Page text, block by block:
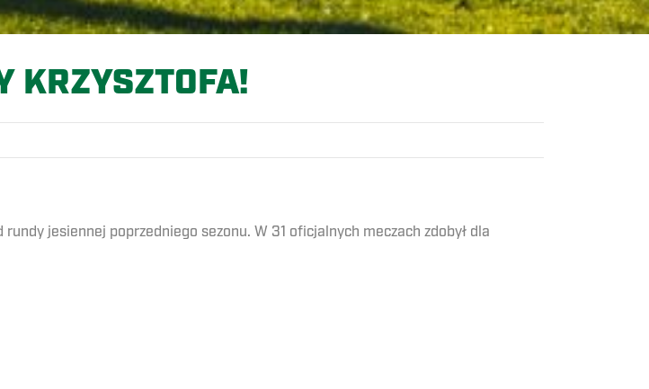
KRZYSZTOFA!
jesiennej poprzedniego sezonu. W 31 oficjalnych meczach zdobył dla